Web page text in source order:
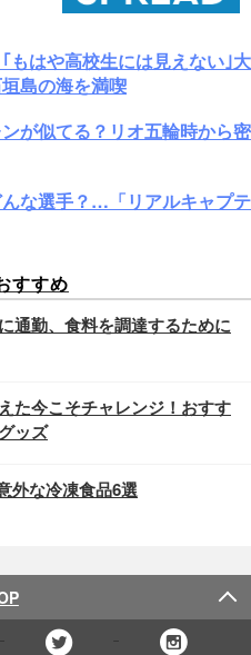
はや高校生には見えない｣大
島の海を満喫
が似てる？リオ五輪時から密
な選手？…「リアルキャプテ
すすめ
通勤、食料を調達するために
た今こそチャレンジ！おすす
ッズ
外な冷凍食品6選